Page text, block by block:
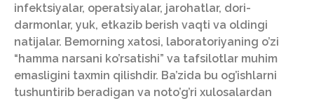
infektsiyalar, operatsiyalar, jarohatlar, dori-
darmonlar, yuk, etkazib berish vaqti va oldingi
natijalar. Bemorning xatosi, laboratoriyaning o’zi
“hamma narsani ko’rsatishi” va tafsilotlar muhim
emasligini taxmin qilishdir. Ba’zida bu og’ishlarni
tushuntirib beradigan va noto’g’ri xulosalardan